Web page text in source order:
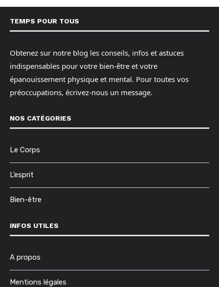
TEMPS POUR TOUS
Obtenez sur notre blog les conseils, infos et astuces
indispensables pour votre bien-être et votre
épanouissement physique et mental. Pour toutes vos
préoccupations, écrivez-nous un message.
NOS CATÉGORIES
Le Corps
L’esprit
Bien-être
INFOS UTILES
A propos
Mentions légales